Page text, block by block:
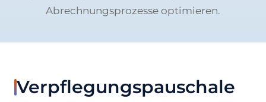
Abrechnungsprozesse optimieren.
Verpflegungspauschale